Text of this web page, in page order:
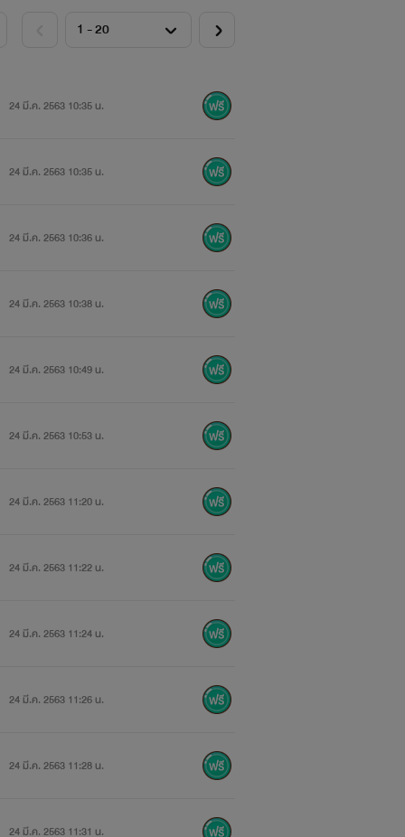
24 มี.ค. 2563 10:35 น.
24 มี.ค. 2563 10:35 น.
24 มี.ค. 2563 10:36 น.
24 มี.ค. 2563 10:38 น.
24 มี.ค. 2563 10:49 น.
24 มี.ค. 2563 10:53 น.
24 มี.ค. 2563 11:20 น.
24 มี.ค. 2563 11:22 น.
24 มี.ค. 2563 11:24 น.
24 มี.ค. 2563 11:26 น.
24 มี.ค. 2563 11:28 น.
24 มี.ค. 2563 11:31 น.